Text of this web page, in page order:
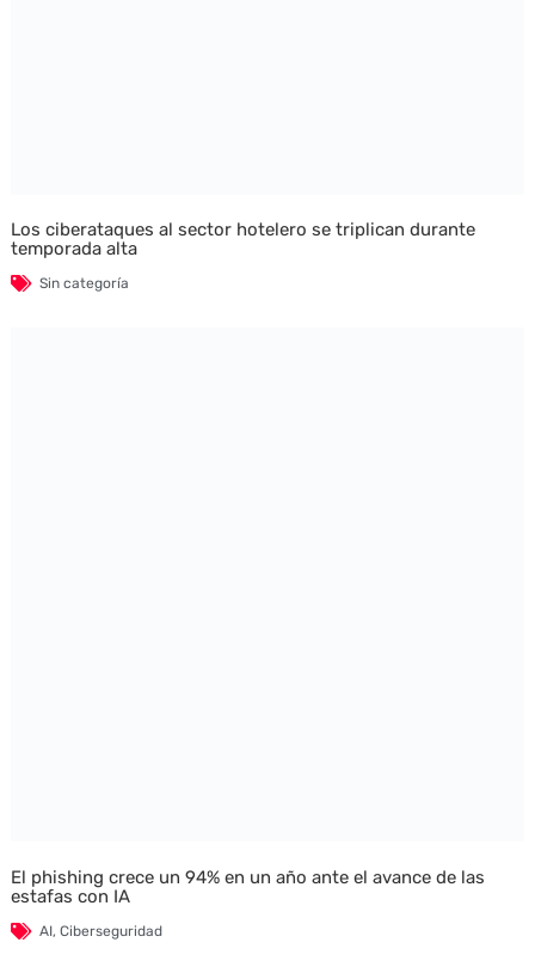
Los ciberataques al sector hotelero se triplican durante
temporada alta
Sin categoría
El phishing crece un 94% en un año ante el avance de las
estafas con IA
AI, Ciberseguridad